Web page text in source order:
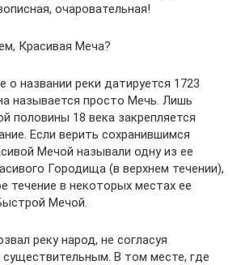
очаровательная!
Красивая Меча?
о названии реки датируется 1723
называется просто Мечь. Лишь
половины 18 века закрепляется
Если верить сохранившимся
Мечой называли одну из ее
Городища (в верхнем течении),
течение в некоторых местах ее
Мечой.
реку народ, не согласуя
существительным. В том месте, где